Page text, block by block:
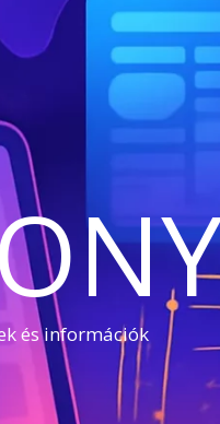
és információk